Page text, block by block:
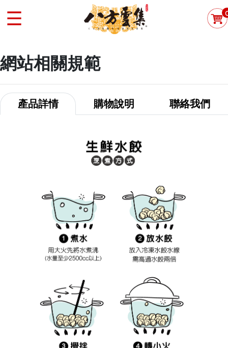
網站相關規範
產品詳情 購物說明 聯絡我們